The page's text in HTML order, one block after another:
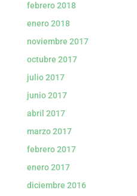
febrero 2018
enero 2018
noviembre 2017
octubre 2017
julio 2017
junio 2017
abril 2017
marzo 2017
febrero 2017
enero 2017
diciembre 2016